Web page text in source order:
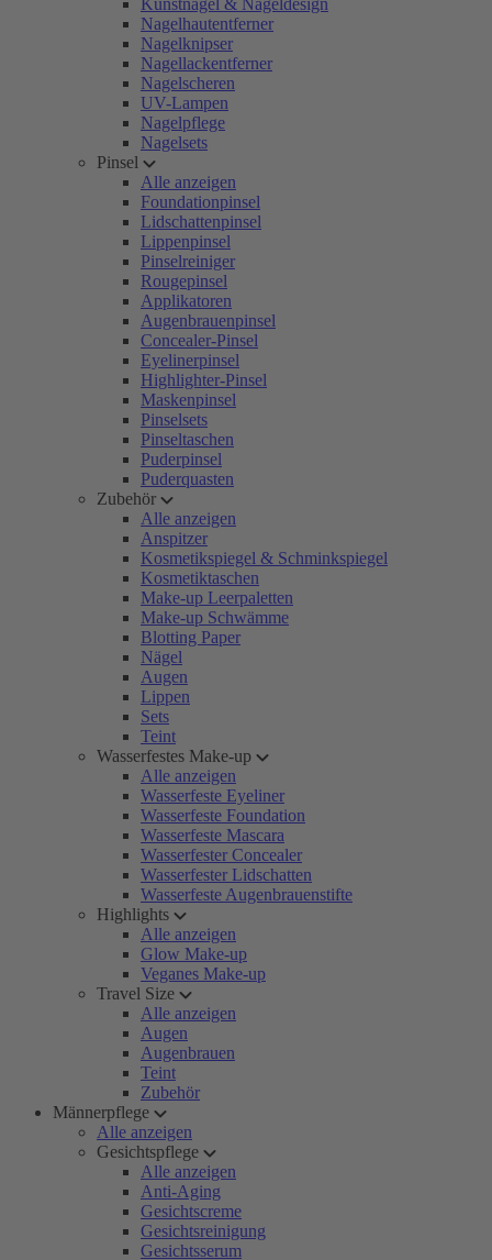
Kunstnägel & Nageldesign
Nagelhautentferner
Nagelknipser
Nagellackentferner
Nagelscheren
UV-Lampen
Nagelpflege
Nagelsets
Pinsel
Alle anzeigen
Foundationpinsel
Lidschattenpinsel
Lippenpinsel
Pinselreiniger
Rougepinsel
Applikatoren
Augenbrauenpinsel
Concealer-Pinsel
Eyelinerpinsel
Highlighter-Pinsel
Maskenpinsel
Pinselsets
Pinseltaschen
Puderpinsel
Puderquasten
Zubehör
Alle anzeigen
Anspitzer
Kosmetikspiegel & Schminkspiegel
Kosmetiktaschen
Make-up Leerpaletten
Make-up Schwämme
Blotting Paper
Nägel
Augen
Lippen
Sets
Teint
Wasserfestes Make-up
Alle anzeigen
Wasserfeste Eyeliner
Wasserfeste Foundation
Wasserfeste Mascara
Wasserfester Concealer
Wasserfester Lidschatten
Wasserfeste Augenbrauenstifte
Highlights
Alle anzeigen
Glow Make-up
Veganes Make-up
Travel Size
Alle anzeigen
Augen
Augenbrauen
Teint
Zubehör
Männerpflege
Alle anzeigen
Gesichtspflege
Alle anzeigen
Anti-Aging
Gesichtscreme
Gesichtsreinigung
Gesichtsserum